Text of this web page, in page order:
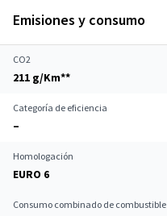
Emisiones y consumo
CO2
211 g/Km**
Categoría de eficiencia
–
Homologación
EURO 6
Consumo combinado de combustible